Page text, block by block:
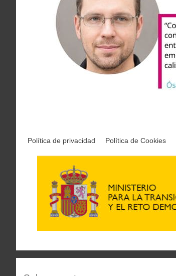
Política de privacidad Política de Cookies